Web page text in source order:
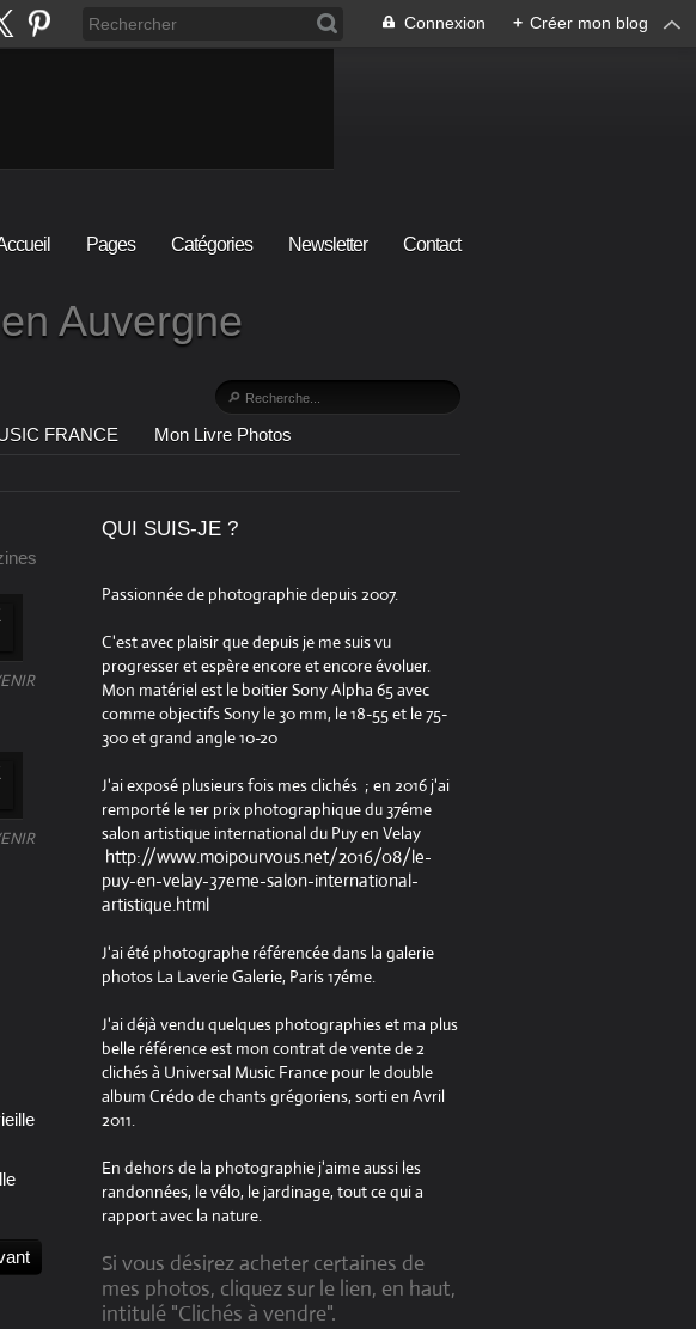
Connexion + Créer mon blog
Pages Catégories Newsletter Contact
Auvergne
FRANCE
Mon Livre Photos
QUI SUIS-JE ?
Passionnée de photographie depuis 2007.
C'est avec plaisir que depuis je me suis vu
progresser et espère encore et encore évoluer.
Mon matériel est le boitier Sony Alpha 65 avec
comme objectifs Sony le 30 mm, le 18-55 et le 75-
300 et grand angle 10-20
J'ai exposé plusieurs fois mes clichés ; en 2016 j'ai
remporté le 1er prix photographique du 37éme
salon artistique international du Puy en Velay
http://www.moipourvous.net/2016/08/le-
puy-en-velay-37eme-salon-international-
artistique.html
J'ai été photographe référencée dans la galerie
photos La Laverie Galerie, Paris 17éme.
J'ai déjà vendu quelques photographies et ma plus
belle référence est mon contrat de vente de 2
clichés à Universal Music France pour le double
album Crédo de chants grégoriens, sorti en Avril
2011.
En dehors de la photographie j'aime aussi les
randonnées, le vélo, le jardinage, tout ce qui a
rapport avec la nature.
Si vous désirez acheter certaines de
mes photos, cliquez sur le lien, en haut,
intitulé "Clichés à vendre".